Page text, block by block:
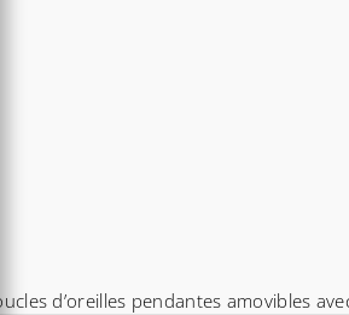
d’oreilles pendantes amovibles